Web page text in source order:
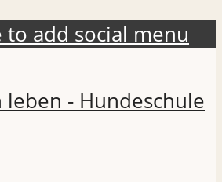
to add social menu